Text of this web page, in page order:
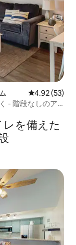
レビュー53
4.92 (53)
- 階段なしのア
を備えた